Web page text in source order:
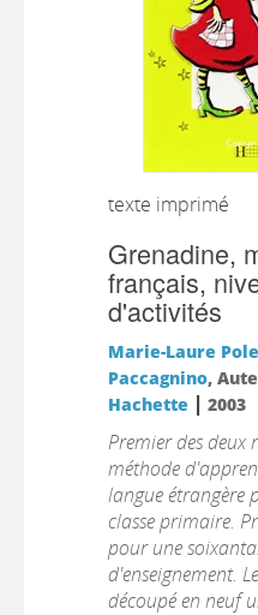
texte imprimé
Grenadine,
français,
d'activités
Marie-Laure
Paccagnino,
Hachette | 2003
Premier des deux
méthode
langue étrangère
classe primaire.
pour une
d'enseignement.
découpé en neuf